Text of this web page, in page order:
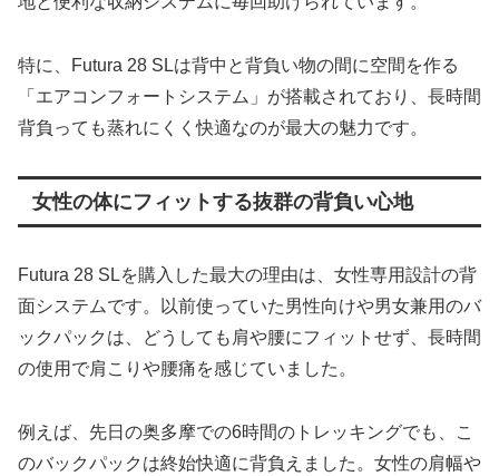
特に、Futura 28 SLは背中と背負い物の間に空間を作る
「エアコンフォートシステム」が搭載されており、長時間
背負っても蒸れにくく快適なのが最大の魅力です。
女性の体にフィットする抜群の背負い心地
Futura 28 SLを購入した最大の理由は、女性専用設計の背
面システムです。以前使っていた男性向けや男女兼用のバ
ックパックは、どうしても肩や腰にフィットせず、長時間
の使用で肩こりや腰痛を感じていました。
例えば、先日の奥多摩での6時間のトレッキングでも、こ
のバックパックは終始快適に背負えました。女性の肩幅や